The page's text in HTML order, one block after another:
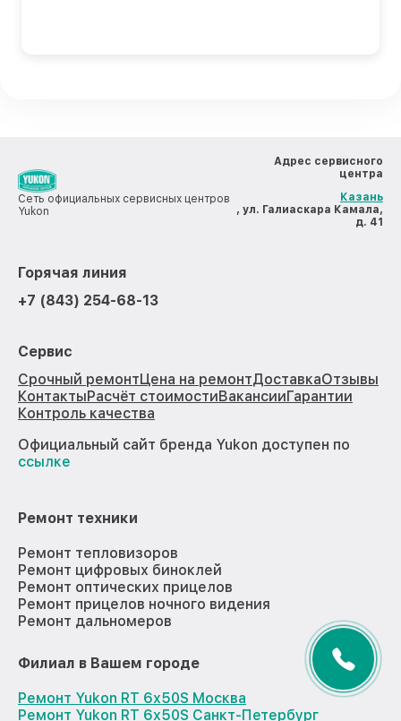
Сеть официальных сервисных центров
Yukon
Адрес сервисного
центра
Казань
, ул. Галиаскара Камала,
д. 41
Горячая линия
+7 (843) 254-68-13
Сервис
Срочный ремонтЦена на ремонтДоставкаОтзывы
КонтактыРасчёт стоимостиВакансииГарантии
Контроль качества
Официальный сайт бренда Yukon доступен по
ссылке
Ремонт техники
Ремонт тепловизоров
Ремонт цифровых биноклей
Ремонт оптических прицелов
Ремонт прицелов ночного видения
Ремонт дальномеров
Филиал в Вашем городе
Ремонт Yukon RT 6x50S Москва
Ремонт Yukon RT 6x50S Санкт-Петербург